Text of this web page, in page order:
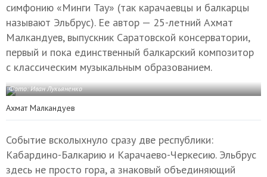
симфонию «Минги Тау» (так карачаевцы и балкарцы
называют Эльбрус). Ее автор — 25-летний Ахмат
Малкандуев, выпускник Саратовской консерватории,
первый и пока единственный балкарский композитор
с классическим музыкальным образованием.
Фото: Иван Лукьяненко
Ахмат Малкандуев
Событие всколыхнуло сразу две республики:
Кабардино-Балкарию и Карачаево-Черкесию. Эльбрус
здесь не просто гора, а знаковый объединяющий